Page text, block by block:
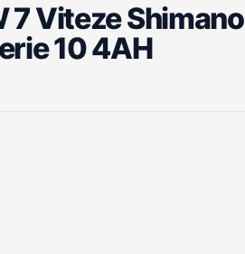
7 Viteze Shimano
10 4AH